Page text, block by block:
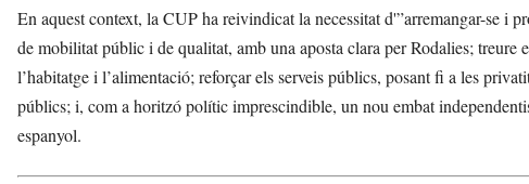
En aquest context, la CUP ha reivindicat la necessitat d'”arremangar-se i
de mobilitat públic i de qualitat, amb una aposta clara per Rodalies; treure
l’habitatge i l’alimentació; reforçar els serveis públics, posant fi a les
públics; i, com a horitzó polític imprescindible, un nou embat
espanyol.